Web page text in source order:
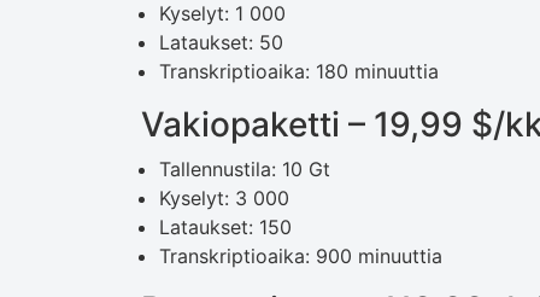
Kyselyt: 1 000
Lataukset: 50
Transkriptioaika: 180 minuuttia
Vakiopaketti – 19,99 $/
Tallennustila: 10 Gt
Kyselyt: 3 000
Lataukset: 150
Transkriptioaika: 900 minuuttia